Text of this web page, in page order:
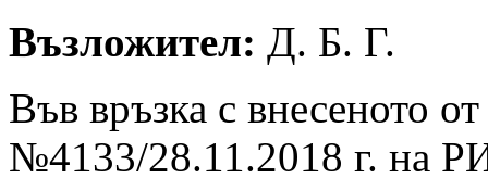
Възложител: Д. Б. Г.
Във връзка с внесеното
№4133/28.11.2018 г. на